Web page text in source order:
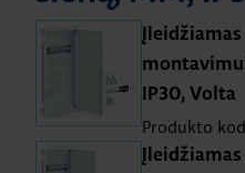
IP30, Volta
Produkto